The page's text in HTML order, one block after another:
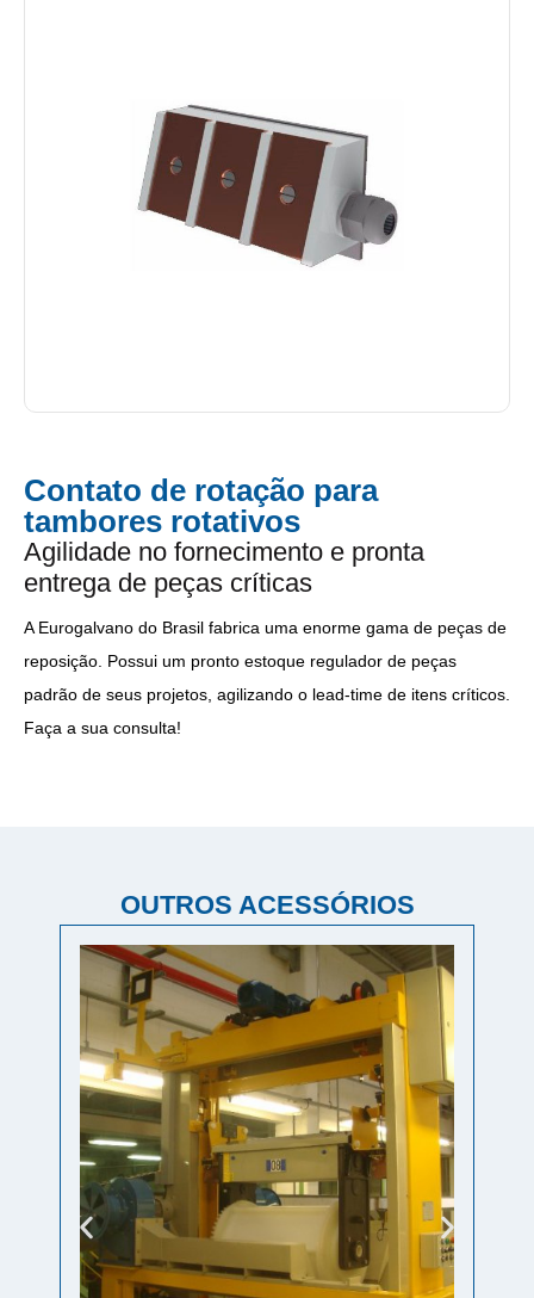
Contato de rotação para
tambores rotativos
Agilidade no fornecimento e pronta
entrega de peças críticas
A Eurogalvano do Brasil fabrica uma enorme gama de peças de
reposição. Possui um pronto estoque regulador de peças
padrão de seus projetos, agilizando o lead-time de itens críticos.
Faça a sua consulta!
OUTROS ACESSÓRIOS